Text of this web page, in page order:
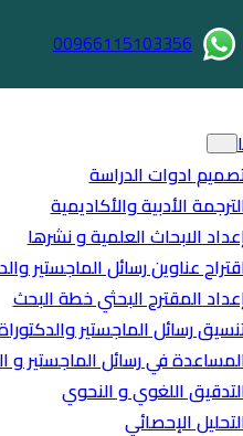
00966115103356
ادوات الدراسة
الأدبية والأكاديمية
الابحاث العلمية و نشرها
عناوين رسائل الماجستير
المقترح البحثي خطة البحث
رسائل الماجستير
في رسائل الماجستير و
اللغوي و النحوي
الإحصائي